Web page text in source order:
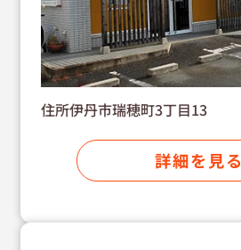
住所伊丹市瑞穂町3丁目13
詳細を見る